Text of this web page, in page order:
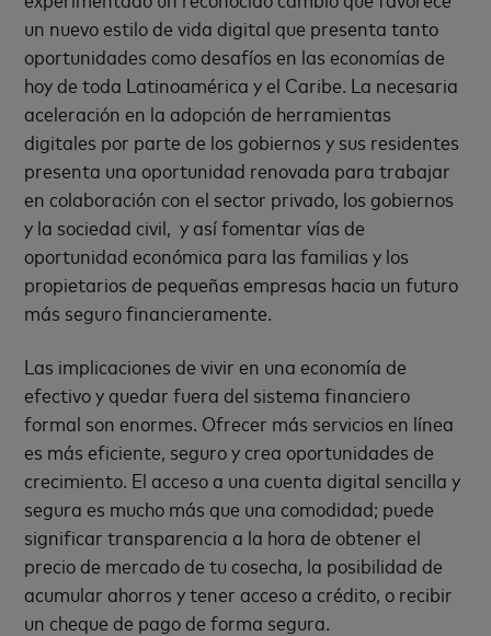
un nuevo estilo de vida digital que presenta tanto
oportunidades como desafíos en las economías de
hoy de toda Latinoamérica y el Caribe. La necesaria
aceleración en la adopción de herramientas
digitales por parte de los gobiernos y sus residentes
presenta una oportunidad renovada para trabajar
en colaboración con el sector privado, los gobiernos
y la sociedad civil, y así fomentar vías de
oportunidad económica para las familias y los
propietarios de pequeñas empresas hacia un futuro
más seguro financieramente.
Las implicaciones de vivir en una economía de
efectivo y quedar fuera del sistema financiero
formal son enormes. Ofrecer más servicios en línea
es más eficiente, seguro y crea oportunidades de
crecimiento. El acceso a una cuenta digital sencilla y
segura es mucho más que una comodidad; puede
significar transparencia a la hora de obtener el
precio de mercado de tu cosecha, la posibilidad de
acumular ahorros y tener acceso a crédito, o recibir
un cheque de pago de forma segura.